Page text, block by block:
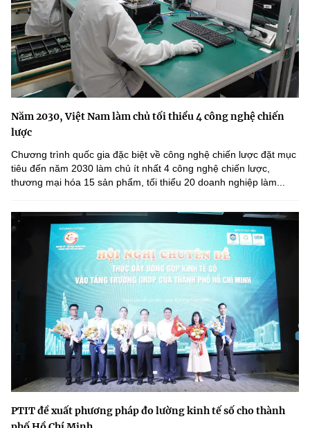
Năm 2030, Việt Nam làm chủ tối thiểu 4 công nghệ chiến
lược
Chương trình quốc gia đặc biệt về công nghệ chiến lược đặt mục
tiêu đến năm 2030 làm chủ ít nhất 4 công nghệ chiến lược,
thương mại hóa 15 sản phẩm, tối thiểu 20 doanh nghiệp làm...
PTIT đề xuất phương pháp đo lường kinh tế số cho thành